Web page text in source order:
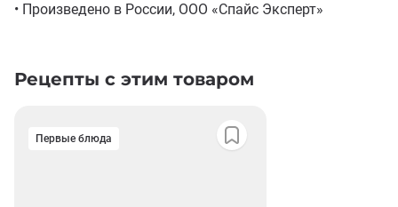
• Произведено в России, ООО «Спайс Эксперт»
Рецепты с этим товаром
Первые блюда